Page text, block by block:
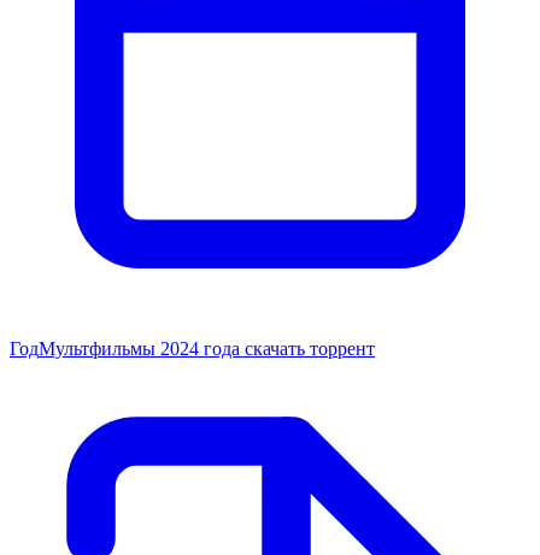
ГодМультфильмы 2024 года скачать торрент